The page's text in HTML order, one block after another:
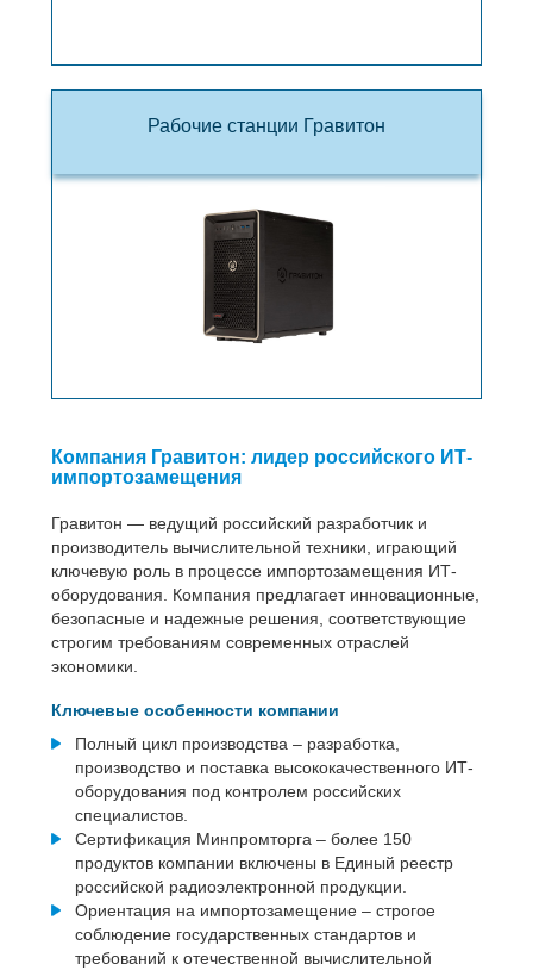
Рабочие станции Гравитон
Компания Гравитон: лидер российского ИТ-
импортозамещения
Гравитон — ведущий российский разработчик и
производитель вычислительной техники, играющий
ключевую роль в процессе импортозамещения ИТ-
оборудования. Компания предлагает инновационные,
безопасные и надежные решения, соответствующие
строгим требованиям современных отраслей
экономики.
Ключевые особенности компании
Полный цикл производства – разработка,
производство и поставка высококачественного ИТ-
оборудования под контролем российских
специалистов.
Сертификация Минпромторга – более 150
продуктов компании включены в Единый реестр
российской радиоэлектронной продукции.
Ориентация на импортозамещение – строгое
соблюдение государственных стандартов и
требований к отечественной вычислительной